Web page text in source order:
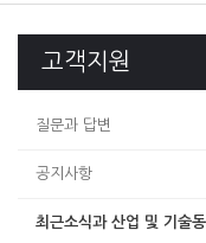
고객지원
질문과 답변
공지사항
최근소식과 산업 및 기술